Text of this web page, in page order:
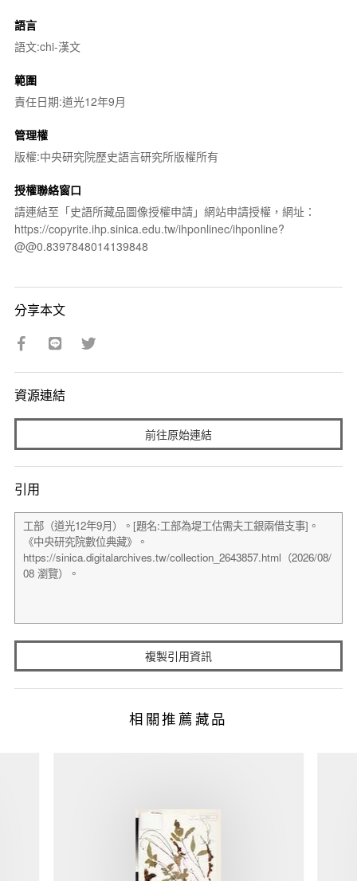
語言
語文:chi-漢文
範圍
責任日期:道光12年9月
管理權
版權:中央研究院歷史語言研究所版權所有
授權聯絡窗口
請連結至「史語所藏品圖像授權申請」網站申請授權，網址：
https://copyrite.ihp.sinica.edu.tw/ihponlinec/ihponline?
@@0.8397848014139848
分享本文
資源連結
前往原始連結
引用
複製引用資訊
相關推薦藏品